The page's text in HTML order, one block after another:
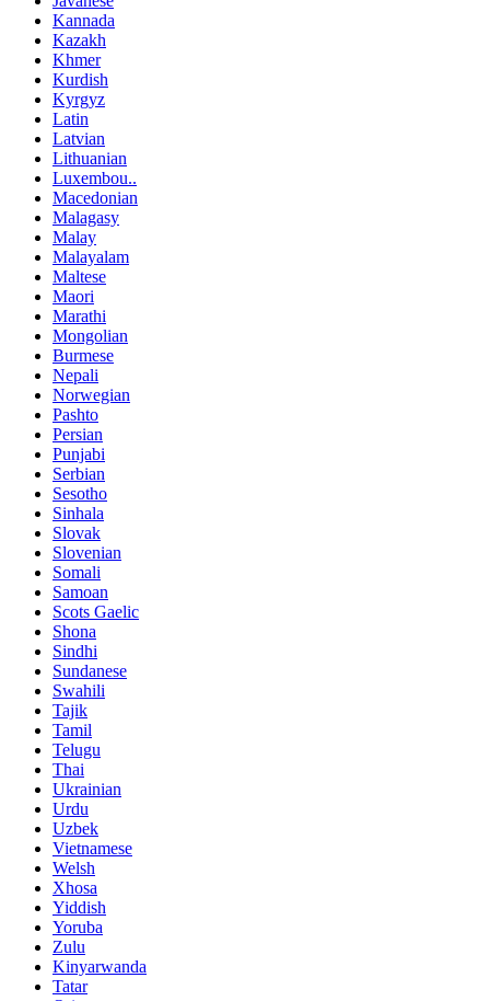
Kannada
Kazakh
Khmer
Kurdish
Kyrgyz
Latin
Latvian
Lithuanian
Luxembou..
Macedonian
Malagasy
Malay
Malayalam
Maltese
Maori
Marathi
Mongolian
Burmese
Nepali
Norwegian
Pashto
Persian
Punjabi
Serbian
Sesotho
Sinhala
Slovak
Slovenian
Somali
Samoan
Scots Gaelic
Shona
Sindhi
Sundanese
Swahili
Tajik
Tamil
Telugu
Thai
Ukrainian
Urdu
Uzbek
Vietnamese
Welsh
Xhosa
Yiddish
Yoruba
Zulu
Kinyarwanda
Tatar